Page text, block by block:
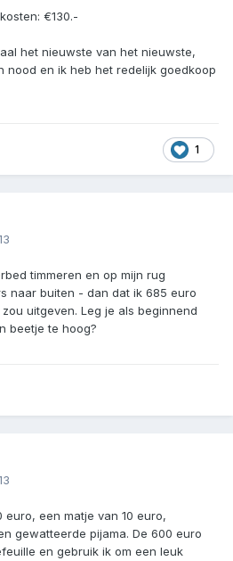
€130.-
het nieuwste van het nieuwste,
nood en ik heb het redelijk goedkoop
1
timmeren en op mijn rug
naar buiten - dan dat ik 685 euro
uitgeven. Leg je als beginnend
beetje te hoog?
een matje van 10 euro,
gewatteerde pijama. De 600 euro
en gebruik ik om een leuk